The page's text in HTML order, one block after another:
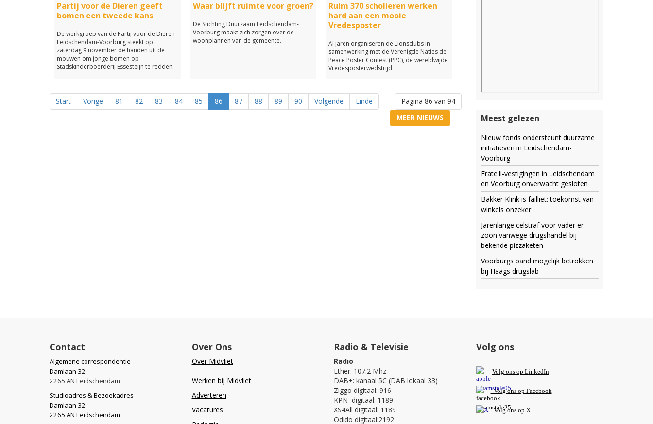
Partij voor de Dieren geeft
bomen een tweede kans
De werkgroep van de Partij voor de Dieren
Leidschendam-Voorburg steekt op
zaterdag 9 november de handen uit de
mouwen om jonge bomen op
Stadskinderboerderij Essesteijn te redden.
Waar blijft ruimte voor groen?
De Stichting Duurzaam Leidschendam-
Voorburg maakt zich zorgen over de
woonplannen van de gemeente.
Ruim 370 scholieren werken
hard aan een mooie
Vredesposter
Al jaren organiseren de Lionsclubs in
samenwerking met de Verenigde Naties de
Peace Poster Contest (PPC), de wereldwijde
Vredesposterwedstrijd.
Pagina 86 van 94
Start Vorige 81 82 83 84 85 86 87 88 89 90 Volgende
Einde
MEER NIEUWS
Meest gelezen
Nieuw fonds ondersteunt duurzame
initiatieven in Leidschendam-
Voorburg
Fratelli-vestigingen in Leidschendam
en Voorburg onverwacht gesloten
Bakker Klink is failliet: toekomst van
winkels onzeker
Jarenlange celstraf voor vader en
zoon vanwege drugshandel bij
bekende pizzaketen
Voorburgs pand mogelijk betrokken
bij Haags drugslab
Contact
Algemene correspondentie
Damlaan 32
2265 AN Leidschendam
Studioadres & Bezoekadres
Damlaan 32
2265 AN Leidschendam
Over Ons
Over Midvliet
Werken bij Midvliet
Adverteren
Vacatures
Radio & Televisie
Radio
Ether: 107.2 Mhz
DAB+: kanaal 5C (DAB lokaal 33)
Ziggo digitaal: 916
KPN digitaal: 1189
XS4All digitaal: 1189
Odido digitaal:2192
Volg ons
Volg ons op LinkedIn
Volg ons op Facebook
Volg ons op X